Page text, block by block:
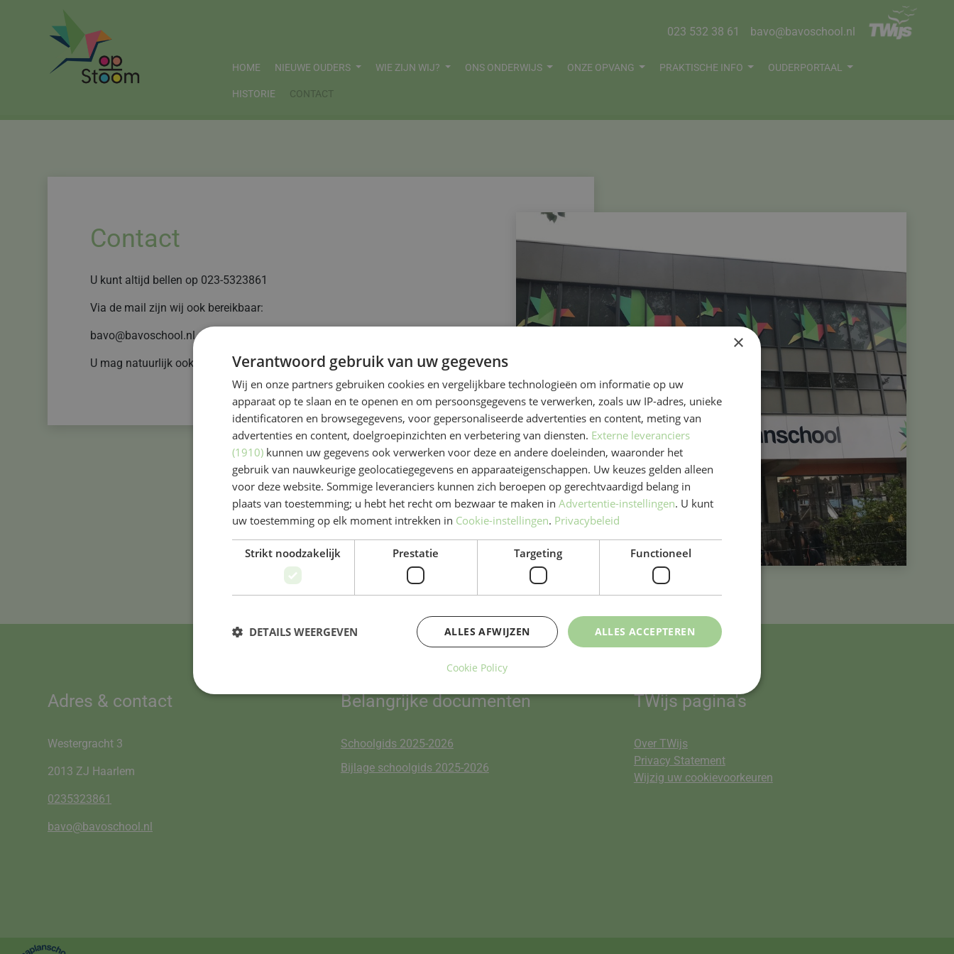
023 532 38 61 bavo@bavoschool.nl
HOME NIEUWE OUDERS WIE ZIJN WIJ? ONS ONDERWIJS ONZE OPVANG PRAKTISCHE INFO OUDERPORTAAL
HISTORIE CONTACT
Contact
U kunt altijd bellen op 023-5323861
Via de mail zijn wij ook bereikbaar:
bavo@bavoschool.nl of caroline.clay@twijs.nl
U mag natuurlijk ook altijd even langs komen!
Adres & contact
Westergracht 3
2013 ZJ Haarlem
0235323861
bavo@bavoschool.nl
Belangrijke documenten
Schoolgids 2025-2026
Bijlage schoolgids 2025-2026
TWijs pagina's
Over TWijs
Privacy Statement
Wijzig uw cookievoorkeuren
×
Verantwoord gebruik van uw gegevens
Wij en onze partners gebruiken cookies en vergelijkbare technologieën om informatie op uw
apparaat op te slaan en te openen en om persoonsgegevens te verwerken, zoals uw IP-adres, unieke
identificatoren en browsegegevens, voor gepersonaliseerde advertenties en content, meting van
advertenties en content, doelgroepinzichten en verbetering van diensten. Externe leveranciers
(1910) kunnen uw gegevens ook verwerken voor deze en andere doeleinden, waaronder het
gebruik van nauwkeurige geolocatiegegevens en apparaateigenschappen. Uw keuzes gelden alleen
voor deze website. Sommige leveranciers kunnen zich beroepen op gerechtvaardigd belang in
plaats van toestemming; u hebt het recht om bezwaar te maken in Advertentie-instellingen. U kunt
uw toestemming op elk moment intrekken in Cookie-instellingen. Privacybeleid
Strikt noodzakelijk Prestatie Targeting Functioneel
ALLES ACCEPTEREN
ALLES AFWIJZEN
DETAILS WEERGEVEN
Cookie Policy